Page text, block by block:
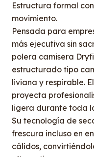
Estructura formal
movimiento.
Pensada para
más ejecutiva sin
polera camisera
estructurado tipo
liviana y respirable.
proyecta
ligera durante toda
Su tecnología de
frescura incluso en
cálidos,